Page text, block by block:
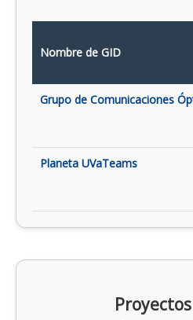
Nombre de GID
Grupo de Comunicaciones
Planeta UVaTeams